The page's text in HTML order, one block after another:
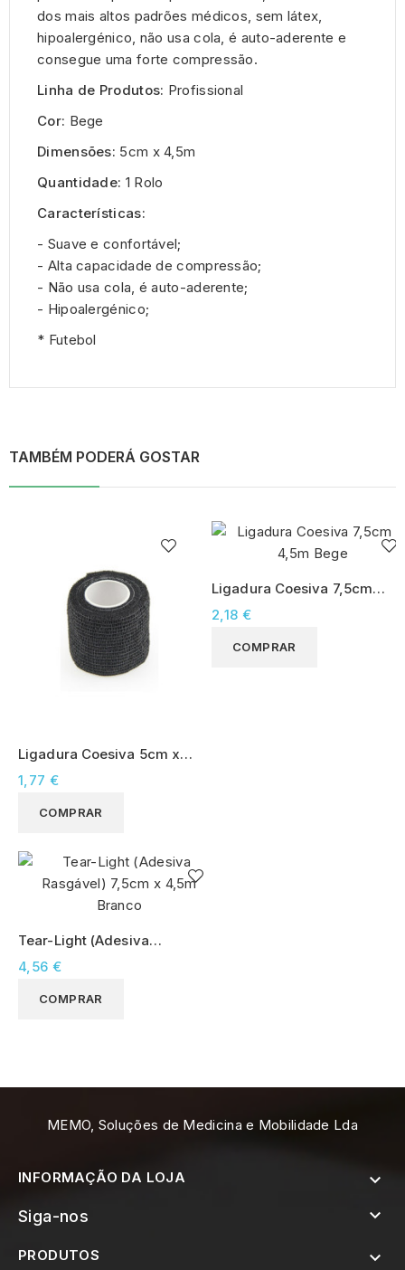
dos mais altos padrões médicos, sem látex,
hipoalergénico, não usa cola, é auto-aderente e
consegue uma forte compressão.
Linha de Produtos: Profissional
Cor: Bege
Dimensões: 5cm x 4,5m
Quantidade: 1 Rolo
Características:
- Suave e confortável;
- Alta capacidade de compressão;
- Não usa cola, é auto-aderente;
- Hipoalergénico;
* Futebol
TAMBÉM PODERÁ GOSTAR
Ligadura Coesiva 5cm x
4,5m Preto
1,77 €
COMPRAR
Ligadura Coesiva 7,5cm x
4,5m Bege
2,18 €
COMPRAR
Tear-Light (Adesiva
Rasgável) 7,5cm x 4,5m
Branco
4,56 €
COMPRAR
MEMO, Soluções de Medicina e Mobilidade Lda
INFORMAÇÃO DA LOJA 
Siga-nos 
PRODUTOS 